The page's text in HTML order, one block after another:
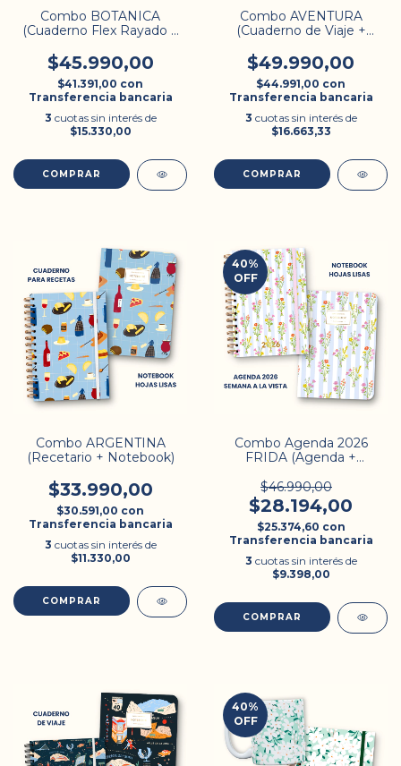
Combo BOTANICA
(Cuaderno Flex Rayado +
$45.990,00
$41.391,00 con
Transferencia bancaria
3 cuotas sin interés de
$15.330,00
Combo AVENTURA
(Cuaderno de Viaje +
$49.990,00
$44.991,00 con
Transferencia bancaria
3 cuotas sin interés de
$16.663,33
Combo ARGENTINA
(Recetario + Notebook)
$33.990,00
$30.591,00 con
Transferencia bancaria
3 cuotas sin interés de
$11.330,00
40%
OFF
Combo Agenda 2026
FRIDA (Agenda +
$46.990,00
$28.194,00
$25.374,60 con
Transferencia bancaria
3 cuotas sin interés de
$9.398,00
COMPRAR
40%
OFF